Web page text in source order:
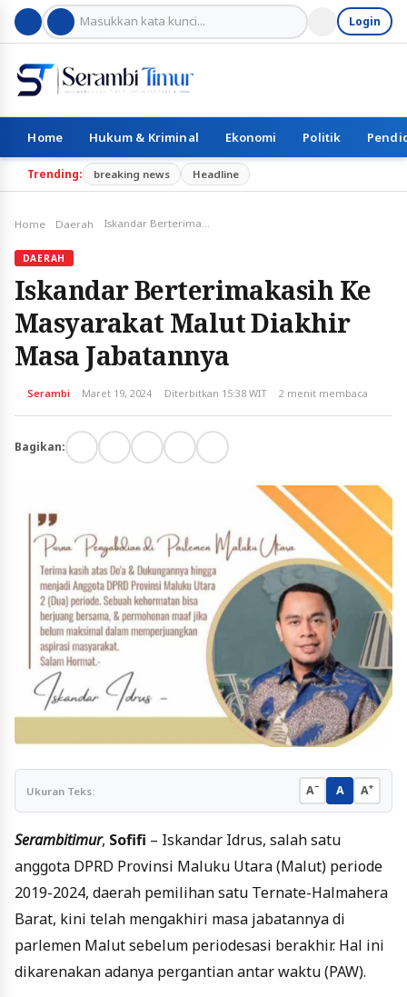
Login
Home Hukum & Kriminal Ekonomi Politik
Trending: breaking news Headline
Home Daerah Iskandar Berterimakasih Ke Masyarakat Malut Diakhir Masa Jabatannya
DAERAH
Iskandar Berterimakasih Ke
Masyarakat Malut Diakhir
Masa Jabatannya
Serambi Maret 19, 2024 Diterbitkan 15:38 WIT 2 menit membaca
Bagikan:
Ukuran Teks: A− A A+
Serambitimur, Sofifi – Iskandar Idrus, salah satu
anggota DPRD Provinsi Maluku Utara (Malut) periode
2019-2024, daerah pemilihan satu Ternate-Halmahera
Barat, kini telah mengakhiri masa jabatannya di
parlemen Malut sebelum periodesasi berakhir. Hal ini
dikarenakan adanya pergantian antar waktu (PAW).